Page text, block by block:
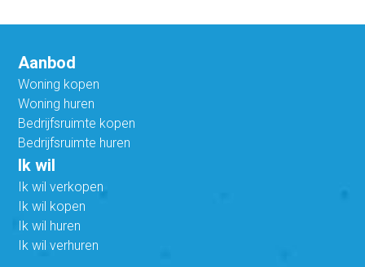
Aanbod
Woning kopen
Woning huren
Bedrijfsruimte kopen
Bedrijfsruimte huren
Ik wil
Ik wil verkopen
Ik wil kopen
Ik wil huren
Ik wil verhuren